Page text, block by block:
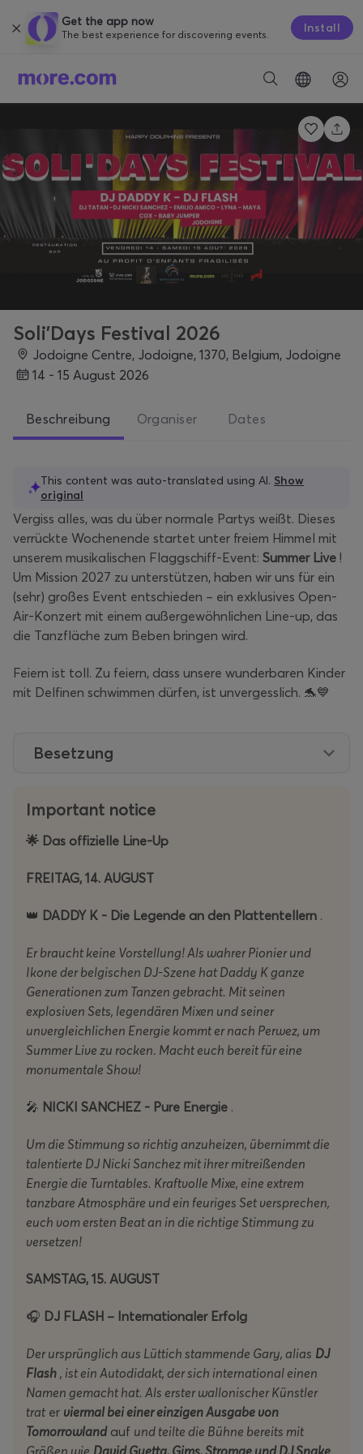
Get the app now
The best experience for discovering events. Install
Soli'Days Festival 2026
Jodoigne Centre, Jodoigne, 1370, Belgium, Jodoigne
14 - 15 August 2026
Beschreibung Organiser Dates
This content was auto-translated using AI. Show
original
Vergiss alles, was du über normale Partys weißt. Dieses
verrückte Wochenende startet unter freiem Himmel mit
unserem musikalischen Flaggschiff-Event: Summer Live !
Um Mission 2027 zu unterstützen, haben wir uns für ein
(sehr) großes Event entschieden – ein exklusives Open-
Air-Konzert mit einem außergewöhnlichen Line-up, das
die Tanzfläche zum Beben bringen wird.
Feiern ist toll. Zu feiern, dass unsere wunderbaren Kinder
mit Delfinen schwimmen dürfen, ist unvergesslich. 🐬💙
Besetzung
Important notice
🌟 Das offizielle Line-Up
FREITAG, 14. AUGUST
👑 DADDY K - Die Legende an den Plattentellern .
Er braucht keine Vorstellung! Als wahrer Pionier und
Ikone der belgischen DJ-Szene hat Daddy K ganze
Generationen zum Tanzen gebracht. Mit seinen
explosiven Sets, legendären Mixen und seiner
unvergleichlichen Energie kommt er nach Perwez, um
Summer Live zu rocken. Macht euch bereit für eine
monumentale Show!
🎤 NICKI SANCHEZ - Pure Energie .
Um die Stimmung so richtig anzuheizen, übernimmt die
talentierte DJ Nicki Sanchez mit ihrer mitreißenden
Energie die Turntables. Kraftvolle Mixe, eine extrem
tanzbare Atmosphäre und ein feuriges Set versprechen,
euch vom ersten Beat an in die richtige Stimmung zu
versetzen!
SAMSTAG, 15. AUGUST
🎧 DJ FLASH – Internationaler Erfolg
Der ursprünglich aus Lüttich stammende Gary, alias DJ
Flash , ist ein Autodidakt, der sich international einen
Namen gemacht hat. Als erster wallonischer Künstler
trat er viermal bei einer einzigen Ausgabe von
Tomorrowlandauf und teilte die Bühne bereits mit